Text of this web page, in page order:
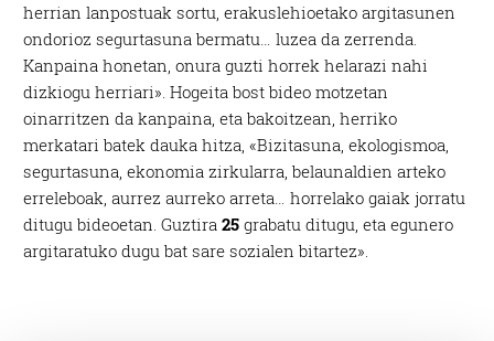
herrian lanpostuak sortu, erakuslehioetako argitasunen
ondorioz segurtasuna bermatu… luzea da zerrenda.
Kanpaina honetan, onura guzti horrek helarazi nahi
dizkiogu herriari». Hogeita bost bideo motzetan
oinarritzen da kanpaina, eta bakoitzean, herriko
merkatari batek dauka hitza, «Bizitasuna, ekologismoa,
segurtasuna, ekonomia zirkularra, belaunaldien arteko
erreleboak, aurrez aurreko arreta… horrelako gaiak jorratu
ditugu bideoetan. Guztira25 grabatu ditugu, eta egunero
argitaratuko dugu bat sare sozialen bitartez».